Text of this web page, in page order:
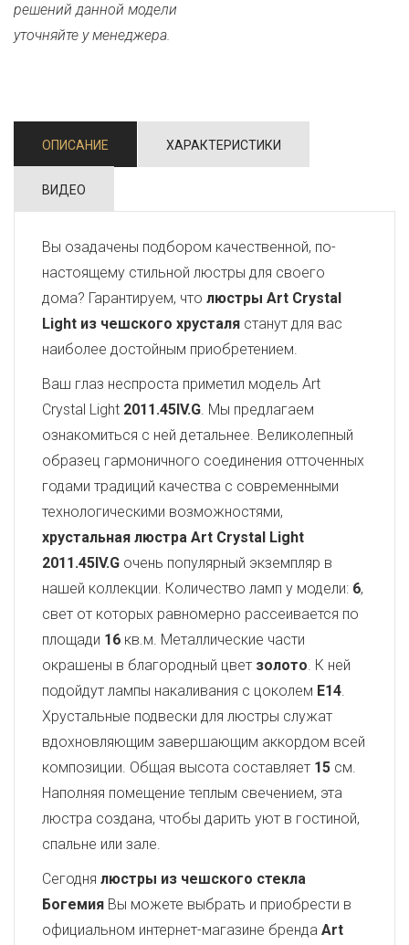
решений данной модели
уточняйте у менеджера.
ОПИСАНИЕ ХАРАКТЕРИСТИКИ
ВИДЕО
Вы озадачены подбором качественной, по-
настоящему стильной люстры для своего
дома? Гарантируем, что люстры Art Crystal
Light из чешского хрусталя станут для вас
наиболее достойным приобретением.
Ваш глаз неспроста приметил модель Art
Crystal Light 2011.45IV.G. Мы предлагаем
ознакомиться с ней детальнее. Великолепный
образец гармоничного соединения отточенных
годами традиций качества с современными
технологическими возможностями,
хрустальная люстра Art Crystal Light
2011.45IV.G очень популярный экземпляр в
нашей коллекции. Количество ламп у модели: 6,
свет от которых равномерно рассеивается по
площади 16 кв.м. Металлические части
окрашены в благородный цвет золото. К ней
подойдут лампы накаливания с цоколем E14.
Хрустальные подвески для люстры служат
вдохновляющим завершающим аккордом всей
композиции. Общая высота составляет 15 см.
Наполняя помещение теплым свечением, эта
люстра создана, чтобы дарить уют в гостиной,
спальне или зале.
Сегодня люстры из чешского стекла
Богемия Вы можете выбрать и приобрести в
официальном интернет-магазине бренда Art